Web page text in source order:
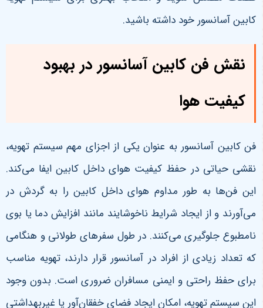
کابین آسانسور خود داشته باشید.
نقش فن کابین آسانسور در بهبود
کیفیت هوا
فن کابین آسانسور به عنوان یکی از اجزای مهم سیستم تهویه،
نقشی حیاتی در حفظ کیفیت هوای داخل کابین ایفا می‌کند.
این فن‌ها به طور مداوم هوای داخل کابین را به گردش در
می‌آورند و از ایجاد شرایط ناخوشایند مانند افزایش دما یا بوی
نامطبوع جلوگیری می‌کنند. در طول سفرهای طولانی و هنگامی
که تعداد زیادی از افراد در آسانسور قرار دارند، تهویه مناسب
برای حفظ راحتی و ایمنی مسافران ضروری است. بدون وجود
این سیستم تهویه، امکان ایجاد فضای خفقان‌آور یا غیربهداشتی